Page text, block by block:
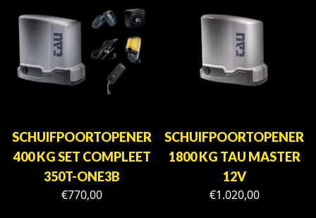
SCHUIFPOORTOPENER
400 KG SET COMPLEET
350T-ONE3B
€770,00
SCHUIFPOORTOPENER
1800 KG TAU MASTER
12V
€1.020,00